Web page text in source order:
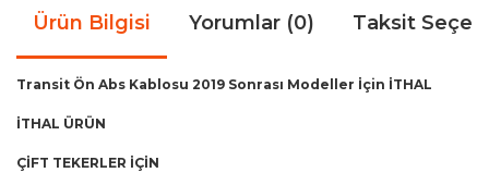
Ürün Bilgisi Yorumlar (0) Taksit
Transit Ön Abs Kablosu 2019 Sonrası Modeller İçin İTHAL
İTHAL ÜRÜN
ÇİFT TEKERLER İÇİN